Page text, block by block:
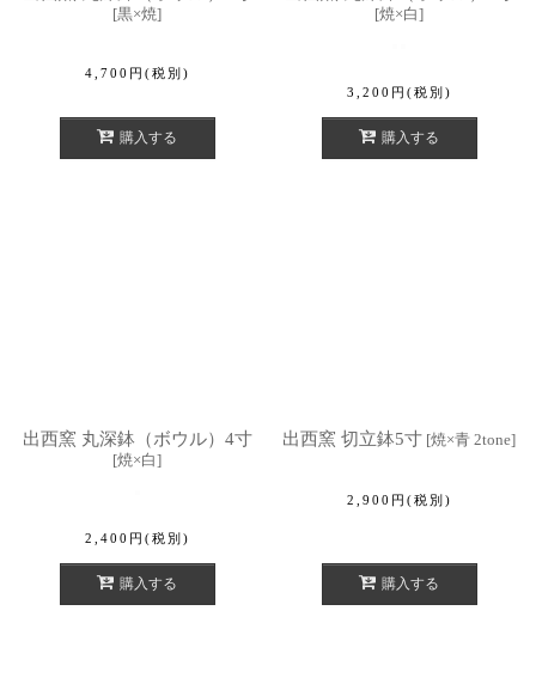
[黒×焼]
4,700 円 (税別)
購入する
[焼×白]
3,200 円 (税別)
購入する
出西窯 丸深鉢（ボウル）4寸
[焼×白]
2,400 円 (税別)
購入する
出西窯 切立鉢5寸 [焼×青 2tone]
2,900 円 (税別)
購入する